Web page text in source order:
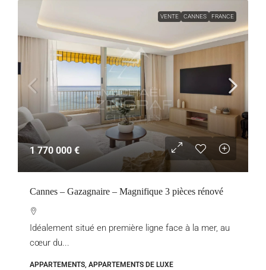
VENTE CANNES FRANCE
1 770 000 €
Cannes – Gazagnaire – Magnifique 3 pièces rénové
Idéalement situé en première ligne face à la mer, au
cœur du...
APPARTEMENTS, APPARTEMENTS DE LUXE